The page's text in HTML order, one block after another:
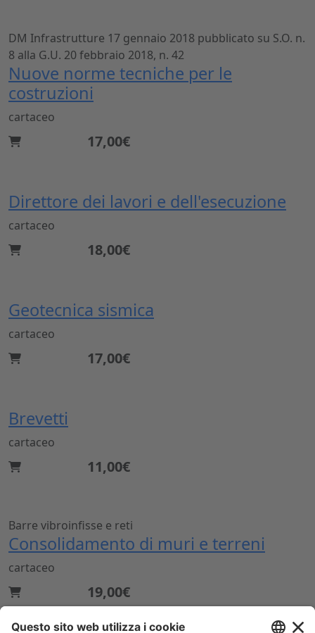
DM Infrastrutture 17 gennaio 2018 pubblicato su S.O. n.
8 alla G.U. 20 febbraio 2018, n. 42
Nuove norme tecniche per le
costruzioni
cartaceo
17,00€
Direttore dei lavori e dell'esecuzione
cartaceo
18,00€
Geotecnica sismica
cartaceo
17,00€
Brevetti
cartaceo
11,00€
Barre vibroinfisse e reti
Consolidamento di muri e terreni
cartaceo
19,00€